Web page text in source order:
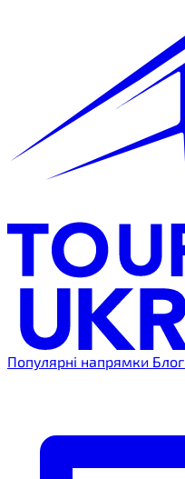
Популярні напрямки Блог